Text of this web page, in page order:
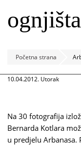
ognjišta
Početna strana
10.04.2012. Utorak
Na 30 fotografija
Bernarda Kotlara
u predjelu Arbanasa.